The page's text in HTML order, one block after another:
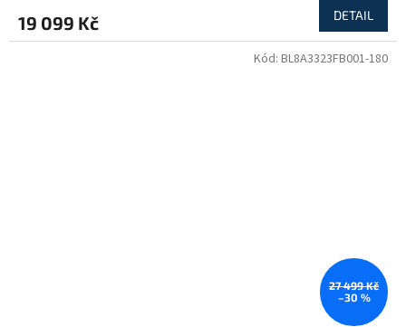
19 099 Kč DETAIL
27 499 Kč
–30 %
Kód: BL8A3323FB001-180